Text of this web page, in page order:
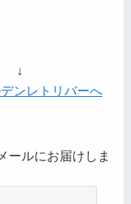
↓
ールにお届けしま